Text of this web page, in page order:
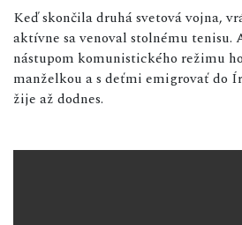
Keď skončila druhá svetová vojna,
aktívne sa venoval stolnému tenisu.
nástupom komunistického režimu
manželkou a s deťmi emigrovať do
žije až dodnes.